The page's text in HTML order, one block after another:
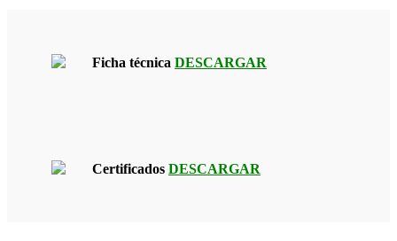
Ficha técnica DESCARGAR
Certificados DESCARGAR